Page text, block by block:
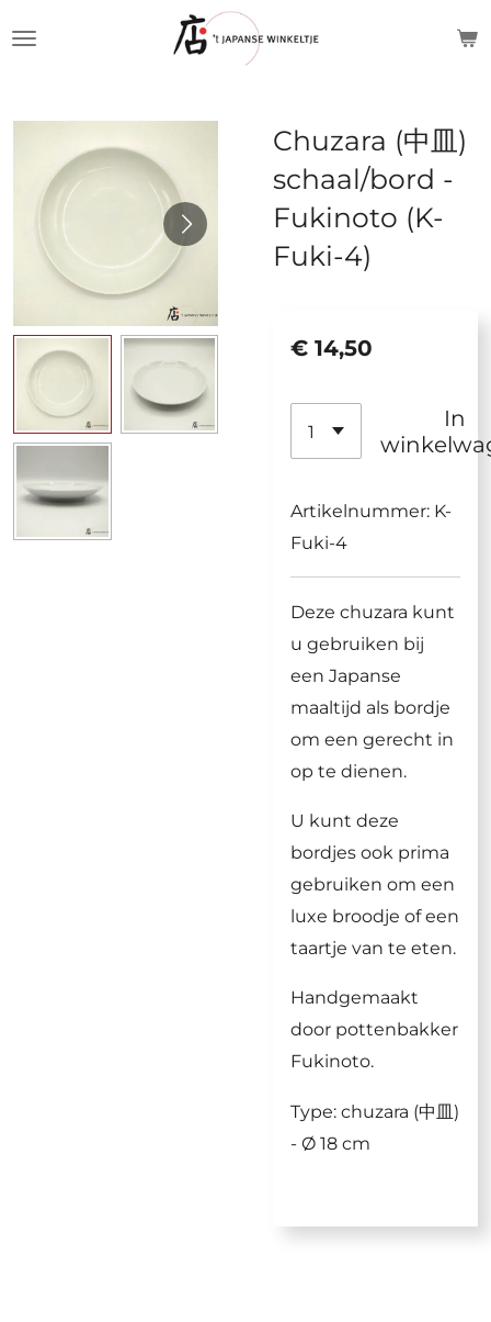
de
hoofdinhoud
Chuzara (中皿)
schaal/bord -
Fukinoto (K-
Fuki-4)
€ 14,50
In
Artikelnummer: K-
Fuki-4
Deze chuzara kunt
u gebruiken bij
een Japanse
maaltijd als bordje
om een gerecht in
op te dienen.
U kunt deze
bordjes ook prima
gebruiken om een
luxe broodje of een
taartje van te eten.
Handgemaakt
door pottenbakker
Fukinoto.
Type: chuzara (中皿)
- Ø 18 cm